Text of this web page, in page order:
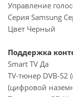
Управление
Серия Samsung
Цвет Черный
Поддержка
Smart TV Да
TV-тюнер DVB-
(цифровой